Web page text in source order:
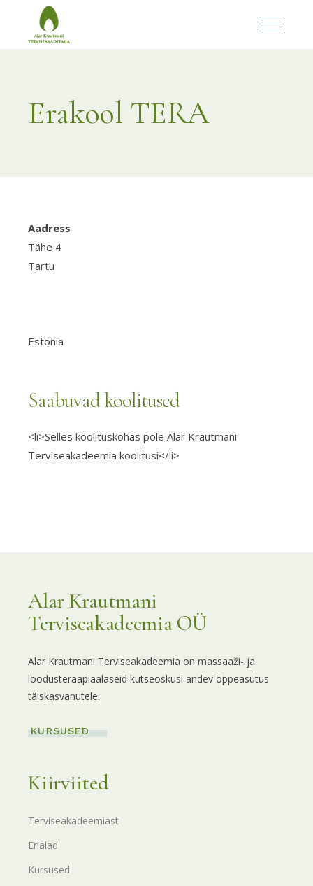
Erakool TERA
Aadress
Tähe 4
Tartu
Estonia
Saabuvad koolitused
<li>Selles koolituskohas pole Alar Krautmani
Terviseakadeemia koolitusi</li>
Alar Krautmani
Terviseakadeemia OÜ
Alar Krautmani Terviseakadeemia on massaaži- ja
loodusteraapiaalaseid kutseoskusi andev õppeasutus
täiskasvanutele.
KURSUSED
Kiirviited
Terviseakadeemiast
Erialad
Kursused